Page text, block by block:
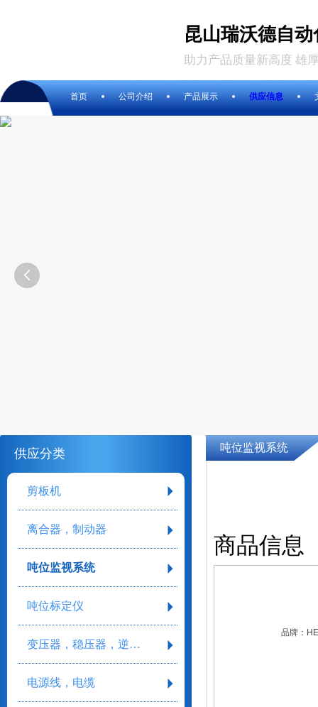
昆山瑞沃德自
助力产品质量新高度 雄
首页 公司介绍 产品展示 供应信息

供应分类
剪板机
离合器，制动器
吨位监视系统
吨位标定仪
变压器，稳压器，逆变器
电源线，电缆
吨位监视系统
商品信息
品牌：